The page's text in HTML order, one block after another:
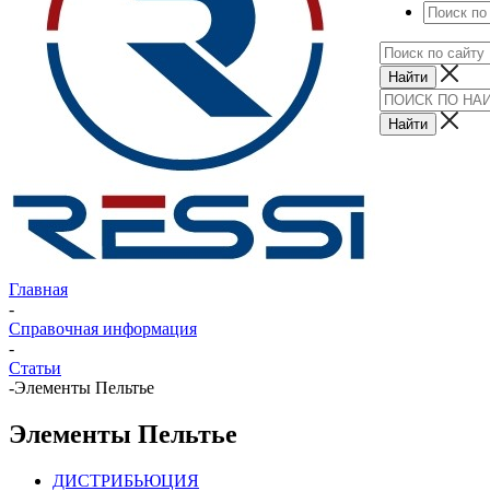
Главная
-
Справочная информация
-
Статьи
-Элементы Пельтье
Элементы Пельтье
ДИСТРИБЬЮЦИЯ